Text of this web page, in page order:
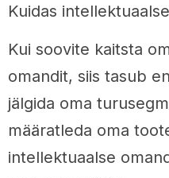
Kuidas
Kui soovite kaitsta
omandit, siis tasub
jälgida oma
määratleda oma
intellektuaalse